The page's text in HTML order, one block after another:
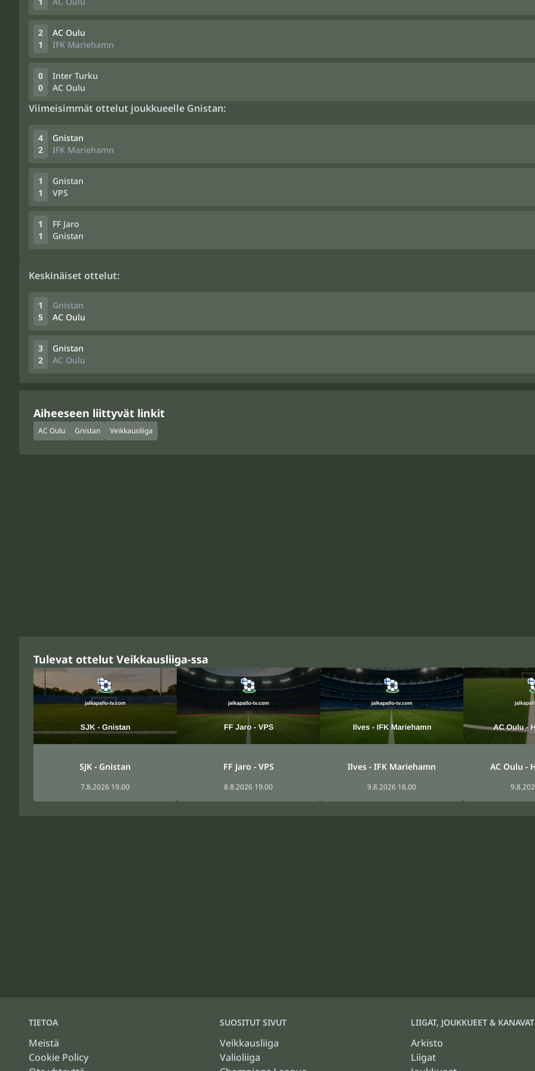
2
1
AC Oulu
IFK Mariehamn
0
0
Inter Turku
AC Oulu
Viimeisimmät ottelut joukkueelle Gnistan:
4
2
Gnistan
IFK Mariehamn
1
1
Gnistan
VPS
1
1
FF Jaro
Gnistan
Keskinäiset ottelut:
1
5
Gnistan
AC Oulu
3
2
Gnistan
AC Oulu
Aiheeseen liittyvät linkit
AC Oulu Gnistan Veikkausliiga
Tulevat ottelut Veikkausliiga-ssa
SJK - Gnistan
7.8.2026 19.00
FF Jaro - VPS
8.8.2026 19.00
Ilves - IFK Mariehamn
9.8.2026 18.00
AC Oulu -
TIETOA
Meistä
Cookie Policy
SUOSITUT SIVUT
Veikkausliiga
Valioliiga
LIIGAT, JOUKKUEET & KANAVAT
Arkisto
Liigat